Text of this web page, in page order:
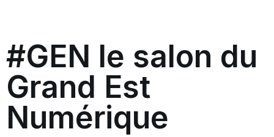
#GEN le salon du
Grand Est
Numérique